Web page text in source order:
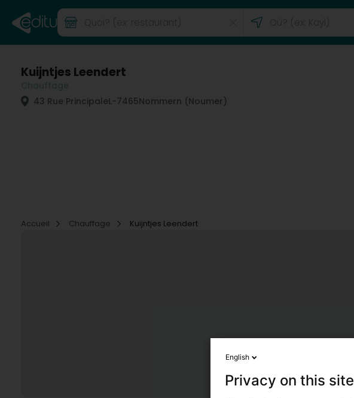
Kuijntjes Leendert
43 Rue PrincipaleL-7465Nommern (Noumer)
Accueil
Chauffage Kuijntjes Leendert
English
Privacy on this site